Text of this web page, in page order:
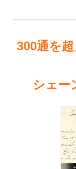
300通を
シェー